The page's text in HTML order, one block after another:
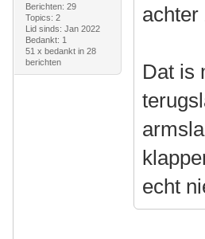
Berichten: 29
Topics: 2
Lid sinds: Jan 2022
Bedankt: 1
51 x bedankt in 28
berichten
achter
Dat is
echt